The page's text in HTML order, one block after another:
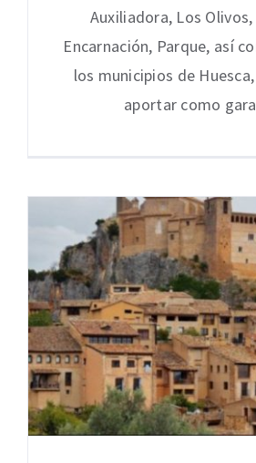
Auxiliadora, Los
Encarnación, Parque, así
los municipios de
aportar como